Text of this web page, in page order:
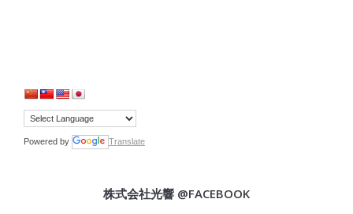
Powered by Translate
株式会社光響 @FACEBOOK